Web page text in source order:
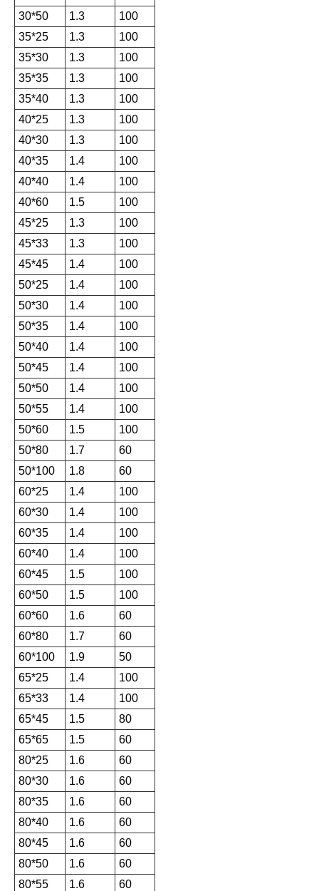
30*50
1.3
100
35*25
1.3
100
35*30
1.3
100
35*35
1.3
100
35*40
1.3
100
40*25
1.3
100
40*30
1.3
100
40*35
1.4
100
40*40
1.4
100
40*60
1.5
100
45*25
1.3
100
45*33
1.3
100
45*45
1.4
100
50*25
1.4
100
50*30
1.4
100
50*35
1.4
100
50*40
1.4
100
50*45
1.4
100
50*50
1.4
100
50*55
1.4
100
50*60
1.5
100
50*80
1.7
60
50*100
1.8
60
60*25
1.4
100
60*30
1.4
100
60*35
1.4
100
60*40
1.4
100
60*45
1.5
100
60*50
1.5
100
60*60
1.6
60
60*80
1.7
60
60*100
1.9
50
65*25
1.4
100
65*33
1.4
100
65*45
1.5
80
65*65
1.5
60
80*25
1.6
60
80*30
1.6
60
80*35
1.6
60
80*40
1.6
60
80*45
1.6
60
80*50
1.6
60
80*55
1.6
60